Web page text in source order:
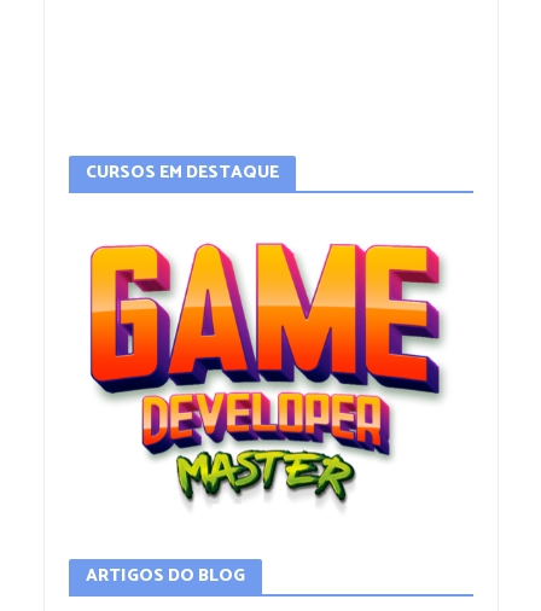
CURSOS EM DESTAQUE
ARTIGOS DO BLOG